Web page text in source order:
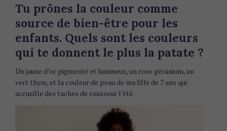
Tu prônes la couleur comme
source de bien-être pour les
enfants. Quels sont les couleurs
qui te donnent le plus la patate ?
Un jaune d’or pigmenté et lumineux, un rose géranium, un
vert thym, et la couleur de peau de ma fille de 7 ans qui
accueille des taches de rousseur l’été.